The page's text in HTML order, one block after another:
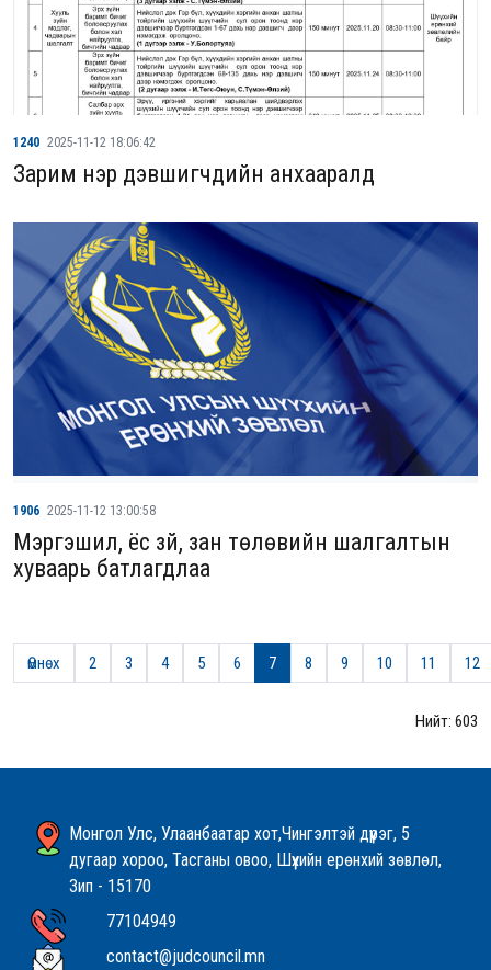
1240 2025-11-12 18:06:42
Зарим нэр дэвшигчдийн анхааралд
1906 2025-11-12 13:00:58
Мэргэшил, ёс зүй, зан төлөвийн шалгалтын
хуваарь батлагдлаа
Өмнөх 2 3 4 5 6 7 8 9 10 11 12
Нийт: 603
Монгол Улс, Улаанбаатар хот,Чингэлтэй дүүрэг, 5
дугаар хороо, Тасганы овоо, Шүүхийн ерөнхий зөвлөл,
Зип - 15170
77104949
contact@judcouncil.mn